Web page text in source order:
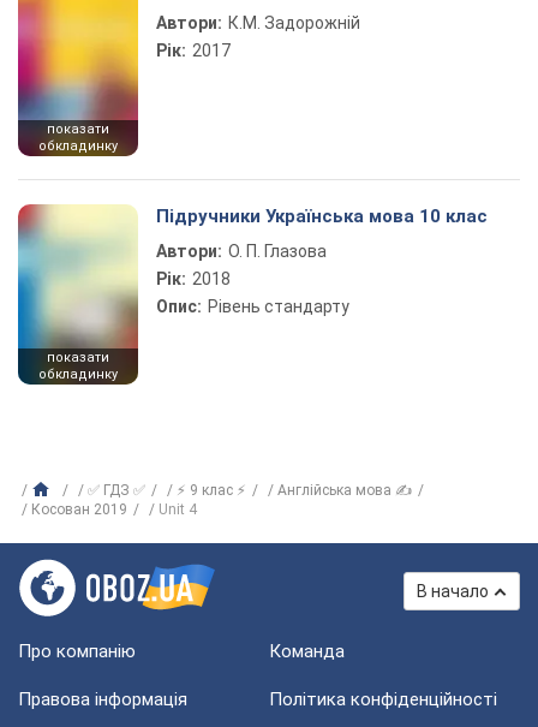
показати
обкладинку
Автори: К.М. Задорожній
Рік: 2017
показати
обкладинку
Підручники Українська мова 10 клас
Автори: О. П. Глазова
Рік: 2018
Опис: Рівень стандарту
✅ ГДЗ ✅ ⚡ 9 клас ⚡
Англійська мова ✍
Косован 2019
Unit 4
В начало
Про компанію Команда
Правова інформація Політика конфіденційності